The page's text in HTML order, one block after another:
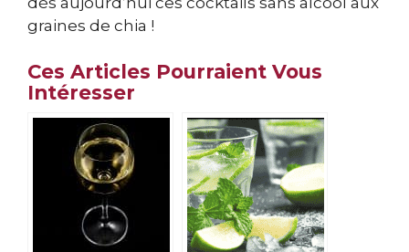
graines de chia !
Ces Articles Pourraient Vous
Intéresser